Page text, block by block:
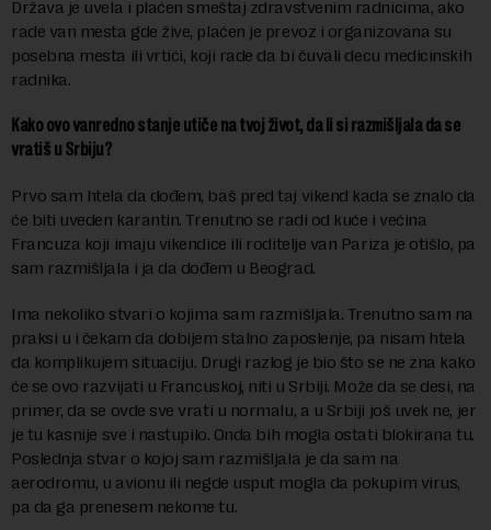
Država je uvela i plaćen smeštaj zdravstvenim radnicima, ako
rade van mesta gde žive, plaćen je prevoz i organizovana su
posebna mesta ili vrtići, koji rade da bi čuvali decu medicinskih
radnika.
Kako ovo vanredno stanje utiče na tvoj život, da li si razmišljala da se
vratiš u Srbiju?
Prvo sam htela da dođem, baš pred taj vikend kada se znalo da
će biti uveden karantin. Trenutno se radi od kuće i većina
Francuza koji imaju vikendice ili roditelje van Pariza je otišlo, pa
sam razmišljala i ja da dođem u Beograd.
Ima nekoliko stvari o kojima sam razmišljala. Trenutno sam na
praksi u i čekam da dobijem stalno zaposlenje, pa nisam htela
da komplikujem situaciju. Drugi razlog je bio što se ne zna kako
će se ovo razvijati u Francuskoj, niti u Srbiji. Može da se desi, na
primer, da se ovde sve vrati u normalu, a u Srbiji još uvek ne, jer
je tu kasnije sve i nastupilo. Onda bih mogla ostati blokirana tu.
Poslednja stvar o kojoj sam razmišljala je da sam na
aerodromu, u avionu ili negde usput mogla da pokupim virus,
pa da ga prenesem nekome tu.